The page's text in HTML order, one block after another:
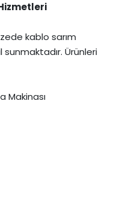
kablo sarım
sunmaktadır. Ürünleri
Makinası